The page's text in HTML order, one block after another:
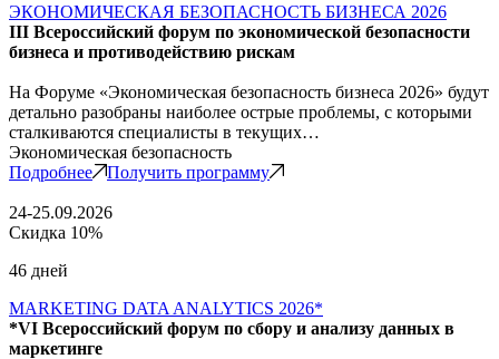
ЭКОНОМИЧЕСКАЯ БЕЗОПАСНОСТЬ БИЗНЕСА 2026
III Всероссийский форум по экономической безопасности
бизнеса и противодействию рискам
На Форуме «Экономическая безопасность бизнеса 2026» будут
детально разобраны наиболее острые проблемы, с которыми
сталкиваются специалисты в текущих…
Экономическая безопасность
Подробнее
Получить программу
24-25.09.2026
Скидка 10%
46 дней
MARKETING DATA ANALYTICS 2026*
*VI Всероссийский форум по сбору и анализу данных в
маркетинге